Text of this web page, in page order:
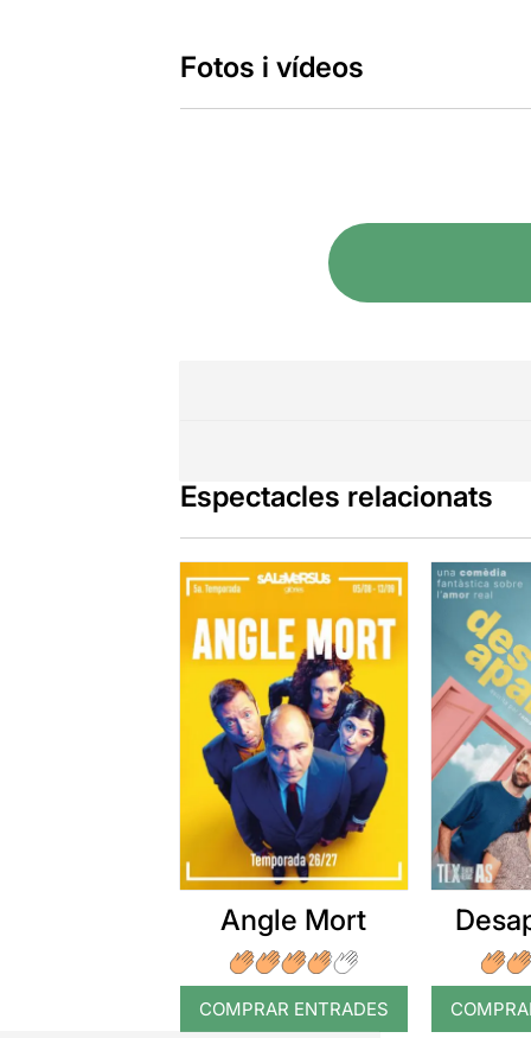
Fotos i vídeos
Espectacles relacionats
Angle Mort
COMPRAR ENTRADES